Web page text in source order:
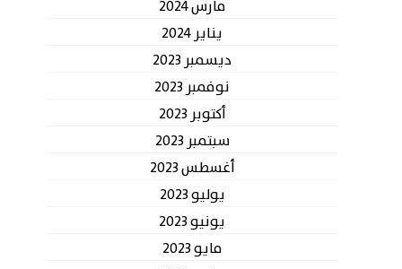
مارس 2024
يناير 2024
ديسمبر 2023
نوفمبر 2023
أكتوبر 2023
سبتمبر 2023
أغسطس 2023
يوليو 2023
يونيو 2023
مايو 2023